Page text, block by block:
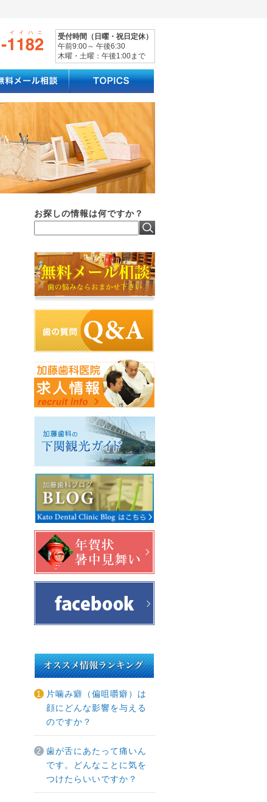
受付時間（日曜・祝日定休）
午前9:00～ 午後6:30
木曜・土曜：午後1:00まで
お探しの情報は何ですか？
片噛み癖（偏咀嚼癖）は
顔にどんな影響を与える
のですか？
歯が舌にあたって痛いん
です。どんなことに気を
つけたらいいですか？